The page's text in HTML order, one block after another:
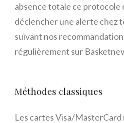
absence totale ce protocole
déclencher une alerte chez
suivant nos
régulièrement sur
Méthodes classiques
Les cartes Visa/